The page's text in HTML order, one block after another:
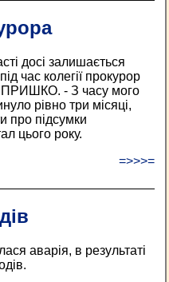
досі залишається
час колегії прокурор
ПРИШКО. - З часу мого
рівно три місяці,
про підсумки
цього року.
=>>>=
аварія, в результаті